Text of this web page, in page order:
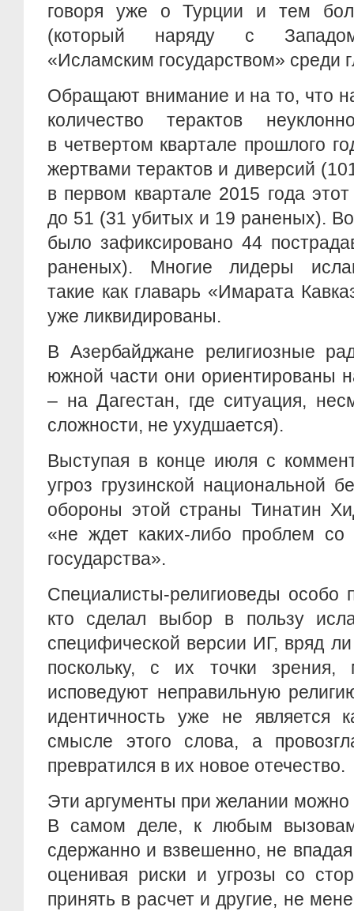
говоря уже о Турции и тем
(который наряду с Западом
«Исламским государством» среди
Обращают внимание и на то, что
количество терактов
в четвертом квартале прошлого
жертвами терактов и диверсий
в первом квартале 2015 года этот
до 51 (31 убитых и 19 раненых).
было зафиксировано 44
раненых). Многие лидеры
такие как главарь «Имарата
уже ликвидированы.
В Азербайджане религиозные
южной части они ориентированы
– на Дагестан, где ситуация,
сложности, не ухудшается).
Выступая в конце июля с
угроз грузинской национальной
обороны этой страны Тинатин
«не ждет каких-либо проблем со
государства».
Специалисты-религиоведы особо
кто сделал выбор в пользу
специфической версии ИГ, вряд
поскольку, с их точки зрения,
исповедуют неправильную
идентичность уже не является
смысле этого слова, а
превратился в их новое отечество.
Эти аргументы при желании
В самом деле, к любым вызовам
сдержанно и взвешенно, не
оценивая риски и угрозы со
принять в расчет и другие, не